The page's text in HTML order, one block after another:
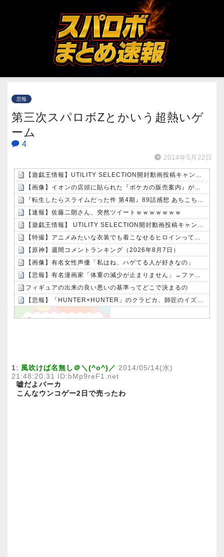
悲報
第三次スパロボZとかいう超熱いゲ
ーム
4
2014年5月22日
【遊戯王情報】UTILITY SELECTION開封動画投稿キャンペーン！
【画像】イオンの店頭に貼られた『ポケカの販売案内』が強気すぎると話題にｗｗｗｗ
『転生したらスライムだった件 第4期』89話感想 あちこちでバトルと思惑が重なり合ってる
【速報】佐藤二朗さん、突然ツイートｗｗｗｗｗｗｗ
【遊戯王情報】 UTILITY SELECTION開封動画投稿キャンペーン！
【特撮】アニメみたいな衣装でも着こなせるヒロインって凄くない？
【原神】週間コメントランキング（2026年8月7日）
【画像】有名女性声優「私はね、ハゲてる人が好きなの」
【悲報】有名漫画家「体重の減少が止まりません」→ファンから心配の声：26/08/07のニュース
フィギュアの出来の良い悪いの基準ってどこで決まるの
【悲報】「HUNTER×HUNTER」のクラピカ、師匠のイズナビに対する態度が本当に酷い！！
1: 風吹けば名無し＠＼(^o^)／ 2014/05/14(水)
21:48:20.31 ID:bMp9reF1.net
嘘だよバーカ
こんなウンコゲー2日で売ったわ